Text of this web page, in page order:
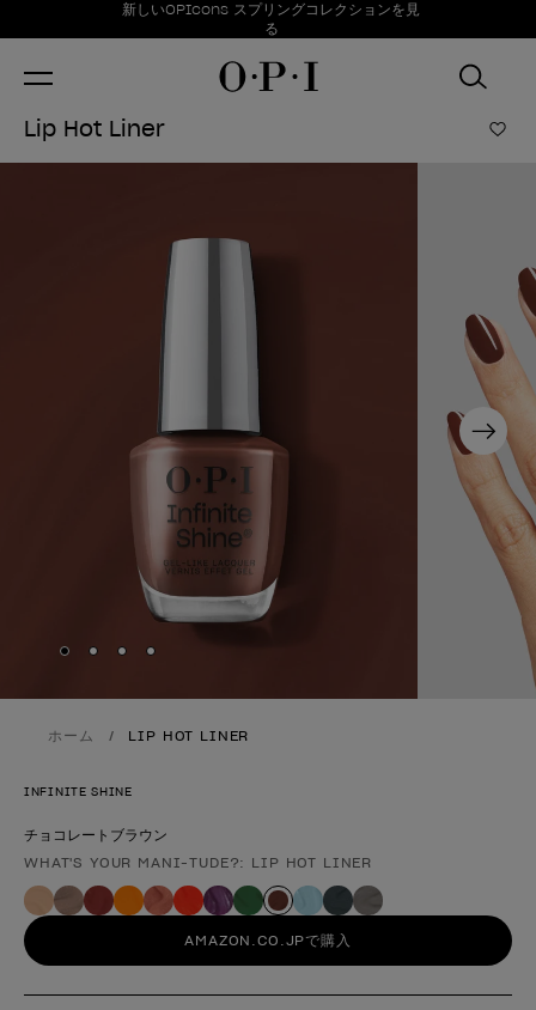
お得情報新しいOPIcons スプリングコレクションを見
る
Item 1 of 1
Lip Hot Liner ほ
Next
Skip to slide
Skip to slide
Skip to slide
Skip to slide
ホーム LIP HOT LINER
INFINITE SHINE
チョコレートブラウン
製品形態
WHAT'S YOUR MANI-TUDE?: LIP HOT LINER
AMAZON.CO.JPで購入